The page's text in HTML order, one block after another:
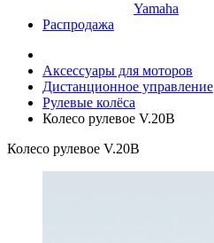
Yamaha
Распродажа
Аксессуары для моторов
Дистанционное управление
Рулевые колёса
Колесо рулевое V.20B
Колесо рулевое V.20B